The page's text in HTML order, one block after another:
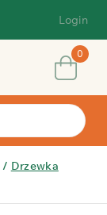
Login
0
/ Drzewka